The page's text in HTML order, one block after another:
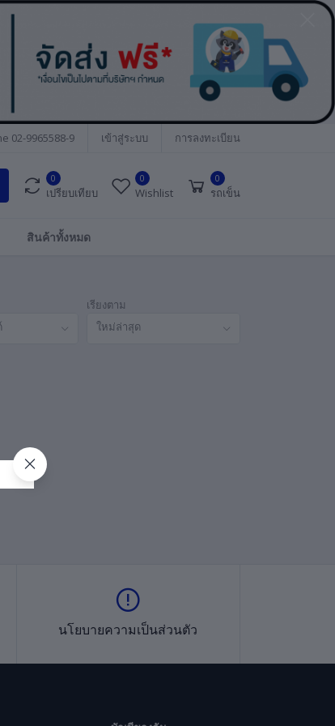
02-9965588-9 เข้าสู่ระบบ การลงทะเบียน
0
เปรียบเทียบ
0
Wishlist
0
รถเข็น
สินค้าทั้งหมด
เรียงตาม
ใหม่ล่าสุด
นโยบายความเป็นส่วนตัว